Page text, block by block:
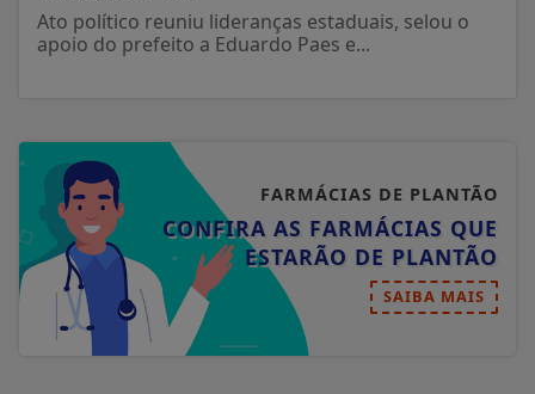
Ato político reuniu lideranças estaduais, selou o
apoio do prefeito a Eduardo Paes e...
FARMÁCIAS DE PLANTÃO
CONFIRA AS FARMÁCIAS QUE
ESTARÃO DE PLANTÃO
SAIBA MAIS